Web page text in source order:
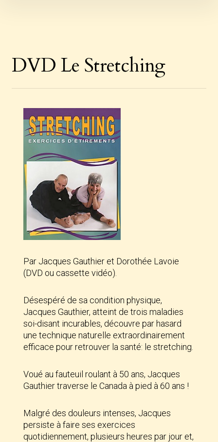
DVD Le Stretching
Par Jacques Gauthier et Dorothée Lavoie
(DVD ou cassette vidéo).
Désespéré de sa condition physique,
Jacques Gauthier, atteint de trois maladies
soi-disant incurables, découvre par hasard
une technique naturelle extraordinairement
efficace pour retrouver la santé: le stretching.
Voué au fauteuil roulant à 50 ans, Jacques
Gauthier traverse le Canada à pied à 60 ans !
Malgré des douleurs intenses, Jacques
persiste à faire ses exercices
quotidiennement, plusieurs heures par jour et,